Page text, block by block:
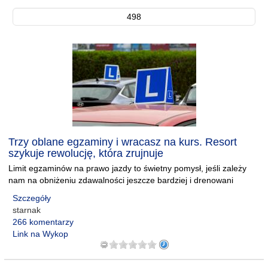
498
Trzy oblane egzaminy i wracasz na kurs. Resort
szykuje rewolucję, która zrujnuje
Limit egzaminów na prawo jazdy to świetny pomysł, jeśli zależy
nam na obniżeniu zdawalności jeszcze bardziej i drenowani
Szczegóły
starnak
266 komentarzy
Link na Wykop